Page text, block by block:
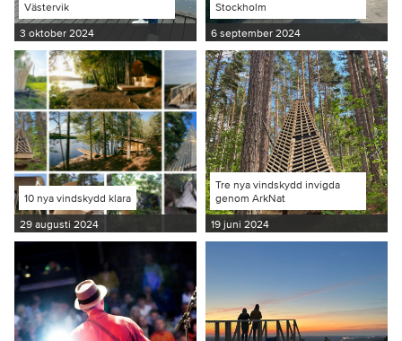
Västervik
3 oktober 2024
Stockholm
6 september 2024
10 nya vindskydd klara
29 augusti 2024
Tre nya vindskydd invigda
genom ArkNat
19 juni 2024